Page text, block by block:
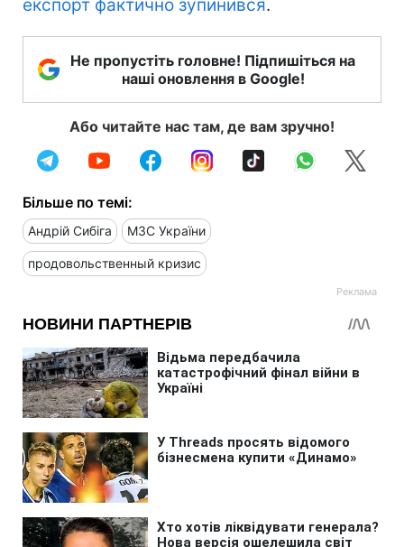
експорт фактично зупинився.
Не пропустіть головне! Підпишіться на
наші оновлення в Google!
Або читайте нас там, де вам зручно!
Більше по темі:
Андрій Сибіга МЗС України
продовольственный кризис